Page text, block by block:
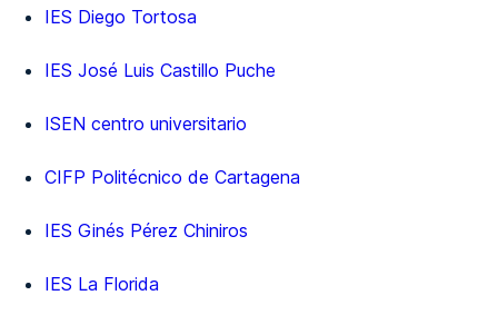
IES Diego Tortosa
IES José Luis Castillo Puche
ISEN centro universitario
CIFP Politécnico de Cartagena
IES Ginés Pérez Chiniros
IES La Florida